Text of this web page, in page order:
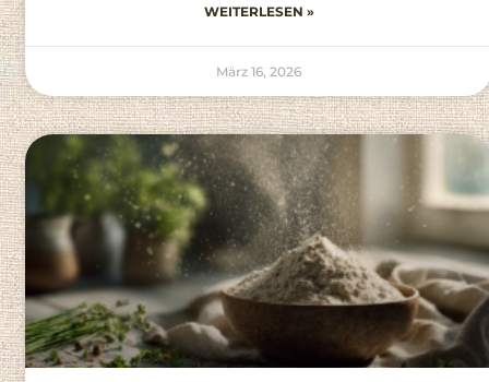
WEITERLESEN »
März 16, 2026